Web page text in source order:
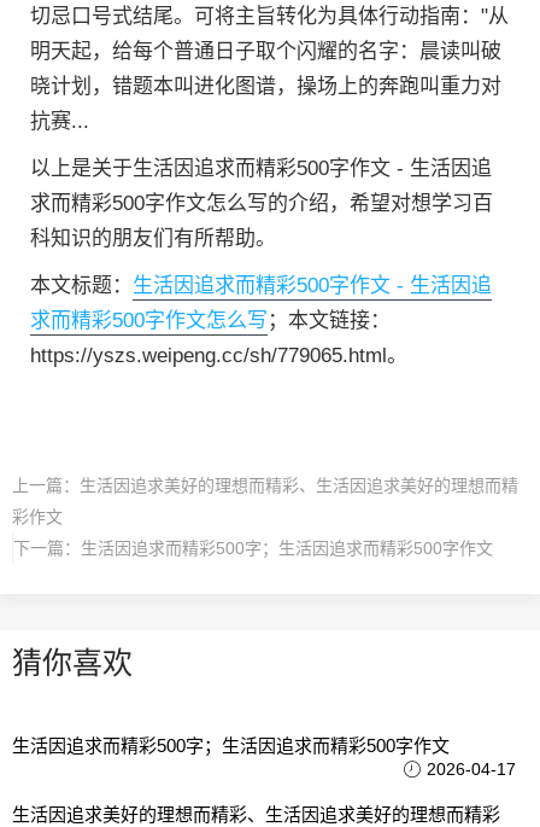
切忌口号式结尾。可将主旨转化为具体行动指南："从
明天起，给每个普通日子取个闪耀的名字：晨读叫破
晓计划，错题本叫进化图谱，操场上的奔跑叫重力对
抗赛...
以上是关于生活因追求而精彩500字作文 - 生活因追
求而精彩500字作文怎么写的介绍，希望对想学习百
科知识的朋友们有所帮助。
本文标题： 生活因追求而精彩500字作文 - 生活因追
求而精彩500字作文怎么写 ；本文链接：
https://yszs.weipeng.cc/sh/779065.html。
上一篇： 生活因追求美好的理想而精彩、生活因追求美好的理想而精
彩作文
下一篇： 生活因追求而精彩500字；生活因追求而精彩500字作文
猜你喜欢
生活因追求而精彩500字；生活因追求而精彩500字作文
2026-04-17
生活因追求美好的理想而精彩、生活因追求美好的理想而精彩